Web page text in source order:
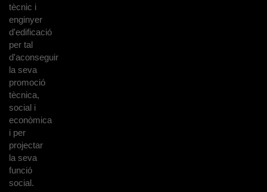
tècnic i
enginyer
d'edificació
per tal
d'aconseguir
la seva
promoció
tècnica,
social i
econòmica
i per
projectar
la seva
funció
social.